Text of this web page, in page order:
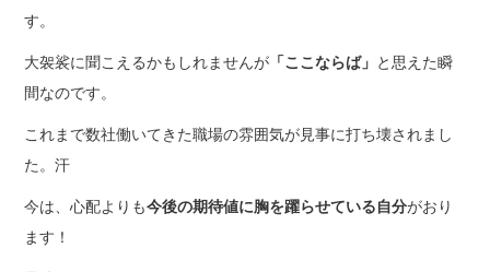
す。
大袈裟に聞こえるかもしれませんが 「ここならば」 と思えた瞬
間なのです。
これまで数社働いてきた職場の雰囲気が見事に打ち壊されまし
た。汗
今は、心配よりも今後の期待値に胸を躍らせている自分がおり
ます！